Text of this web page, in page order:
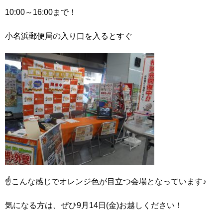
10:00～16:00まで！
小名浜郵便局の入り口を入るとすぐ
☝こんな感じでオレンジ色が目立つ会場となっています♪
気になる方は、ぜひ9月14日(金)お越しください！